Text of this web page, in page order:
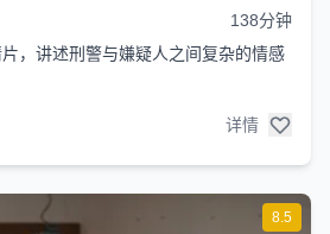
138分钟
，讲述刑警与嫌疑人之间复杂的情感
详情
8.5